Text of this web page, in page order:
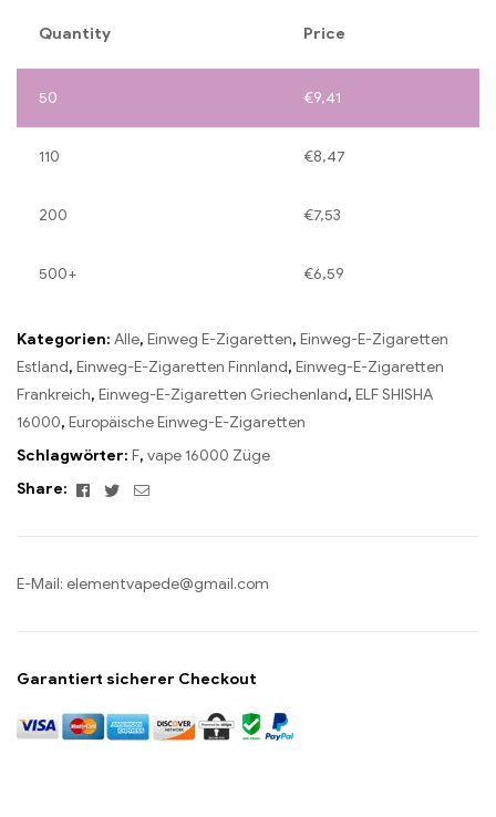
Quantity Price
50 €9,41
110 €8,47
200 €7,53
500+ €6,59
Kategorien: Alle, Einweg E-Zigaretten, Einweg-E-Zigaretten
Estland, Einweg-E-Zigaretten Finnland, Einweg-E-Zigaretten
Frankreich, Einweg-E-Zigaretten Griechenland, ELF SHISHA
16000, Europäische Einweg-E-Zigaretten
Schlagwörter: F, vape 16000 Züge
Share:
Facebook
TwitterEmail
E-Mail: elementvapede@gmail.com
Garantiert sicherer Checkout